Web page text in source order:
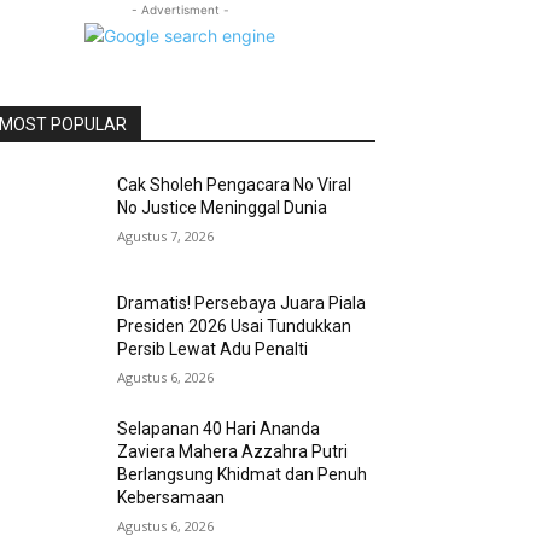
- Advertisment -
MOST POPULAR
Cak Sholeh Pengacara No Viral
No Justice Meninggal Dunia
Agustus 7, 2026
Dramatis! Persebaya Juara Piala
Presiden 2026 Usai Tundukkan
Persib Lewat Adu Penalti
Agustus 6, 2026
Selapanan 40 Hari Ananda
Zaviera Mahera Azzahra Putri
Berlangsung Khidmat dan Penuh
Kebersamaan
Agustus 6, 2026